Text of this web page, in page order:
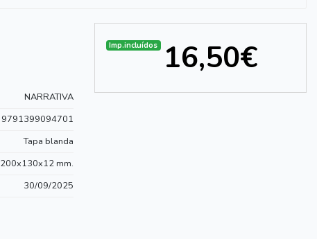
NARRATIVA
9791399094701
Tapa blanda
200x130x12 mm.
30/09/2025
Imp.incluídos 16,50€